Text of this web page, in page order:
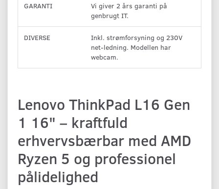
GARANTI
Vi giver 2 års garanti på
genbrugt IT.
DIVERSE
Inkl. strømforsyning og 230V
net-ledning. Modellen har
webcam.
Lenovo ThinkPad L16 Gen
1 16" – kraftfuld
erhvervsbærbar med AMD
Ryzen 5 og professionel
pålidelighed